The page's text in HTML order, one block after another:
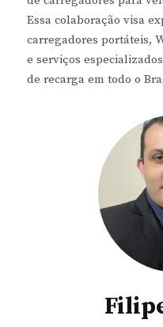
Essa colaboração visa
carregadores portáteis,
e serviços
de recarga em todo o